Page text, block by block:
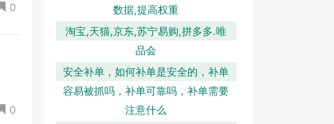
0
0
数据,提高权重
淘宝,天猫,京东,苏宁易购,拼多多.唯
品会
安全补单，如何补单是安全的，补单
容易被抓吗，补单可靠吗，补单需要
注意什么